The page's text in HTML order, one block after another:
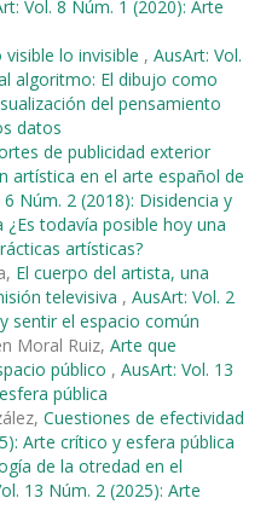
Vol. 8 Núm. 1 (2020): Arte
visible lo invisible , AusArt: Vol.
algoritmo: El dibujo como
del pensamiento
datos
de publicidad exterior
artística en el arte español de
6 Núm. 2 (2018): Disidencia y
todavía posible hoy una
artísticas?
El cuerpo del artista, una
televisiva , AusArt: Vol. 2
sentir el espacio común
Moral Ruiz, Arte que
público , AusArt: Vol. 13
pública
Cuestiones de efectividad
Arte crítico y esfera pública
de la otredad en el
13 Núm. 2 (2025): Arte